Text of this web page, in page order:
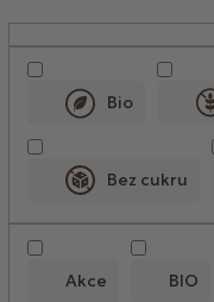
Akce BIO
Bio
Bez cukru
V
r
o